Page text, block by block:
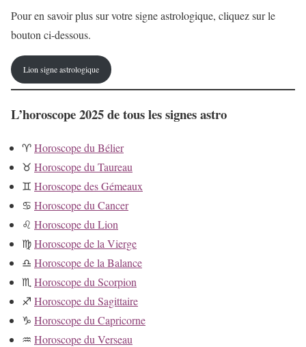
Pour en savoir plus sur votre signe astrologique, cliquez sur le
bouton ci-dessous.
Lion signe astrologique
L’horoscope 2025 de tous les signes astro
♈Horoscope du Bélier
♉ Horoscope du Taureau
♊ Horoscope des Gémeaux
♋ Horoscope du Cancer
♌ Horoscope du Lion
♍Horoscope de la Vierge
♎ Horoscope de la Balance
♏ Horoscope du Scorpion
♐ Horoscope du Sagittaire
♑ Horoscope du Capricorne
♒ Horoscope du Verseau